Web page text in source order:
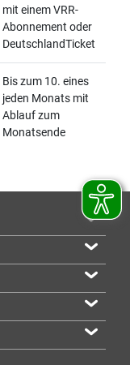
mit einem VRR-
Abonnement oder
DeutschlandTicket
Bis zum 10. eines
jeden Monats mit
Ablauf zum
Monatsende